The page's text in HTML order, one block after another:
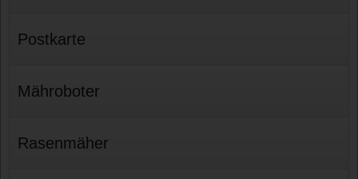
Postkarte
Mähroboter
Rasenmäher